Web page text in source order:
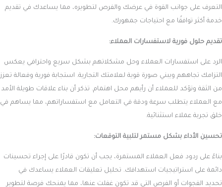
التعرف على جوانب القوة في عرضك والفرص لتطويره، مما يساعدك في تقديم
خدمة أكثر توافقًا مع احتياجات جمهورك.
تقديم حلول فورية لاستفسارات العملاء:
الرد على استفسارات العملاء وحل مشكلاتهم بشكل سريع واحترافي يعكس
التزامك تجاههم ويبني صورة قوية لعلامتك التجارية. استجابة فورية وفعالة تعزز
من الثقة وتؤكد للعملاء أن رأيهم محل اهتمام. تذكر أن بناء علاقات طويلة الأمد
مع العملاء يتطلب سرعة ودقة في التعامل مع استفساراتهم، مما يساهم في
خلق تجربة عملاء استثنائية.
تحسين الأداء بشكل مستمر لتلبية التوقعات:
بناءً على ردود فعل العملاء المستمرة، يجب أن تكون قادرًا على إجراء تحسينات
دائمة على استراتيجيات استهدافك. تحليل تعليقات العملاء يساعدك في
تحديد الفجوات أو الفرص التي قد تكون غفلت عنها، مما يمنحك فرصة لتطوير